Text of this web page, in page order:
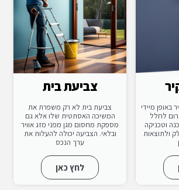
באופן מיידי
לחלל
וטכניקה
ולתוצאות
צביעת בית
צביעת בית לא רק משפרת את
המשיכה האסתטית שלו אלא גם
מספקת מחסום מגן מפני מזג אוויר
ובלאי. הצביעה יכולה להעלות את
ערך הנכס
לחץ כאן